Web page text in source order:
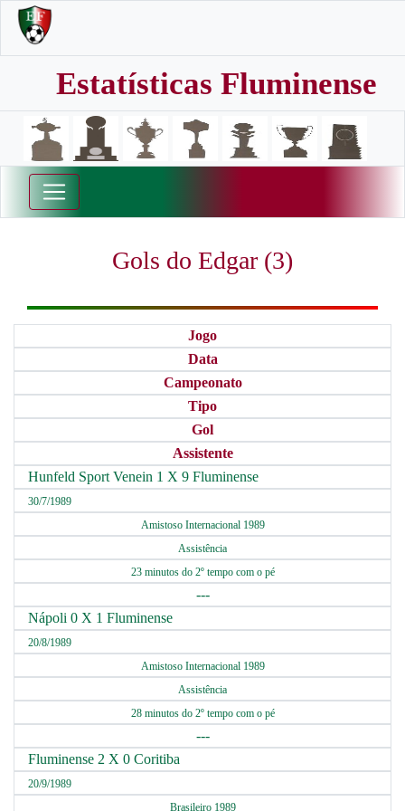
Estatísticas Fluminense
Gols do Edgar (3)
Jogo
Data
Campeonato
Tipo
Gol
Assistente
Hunfeld Sport Venein 1 X 9 Fluminense
30/7/1989
Amistoso Internacional 1989
Assistência
23 minutos do 2º tempo com o pé
---
Nápoli 0 X 1 Fluminense
20/8/1989
Amistoso Internacional 1989
Assistência
28 minutos do 2º tempo com o pé
---
Fluminense 2 X 0 Coritiba
20/9/1989
Brasileiro 1989